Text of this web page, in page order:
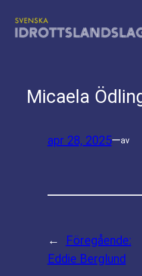
till
Micaela
apr 28, 2025—av
←
Föregående:
Eddie Berglund